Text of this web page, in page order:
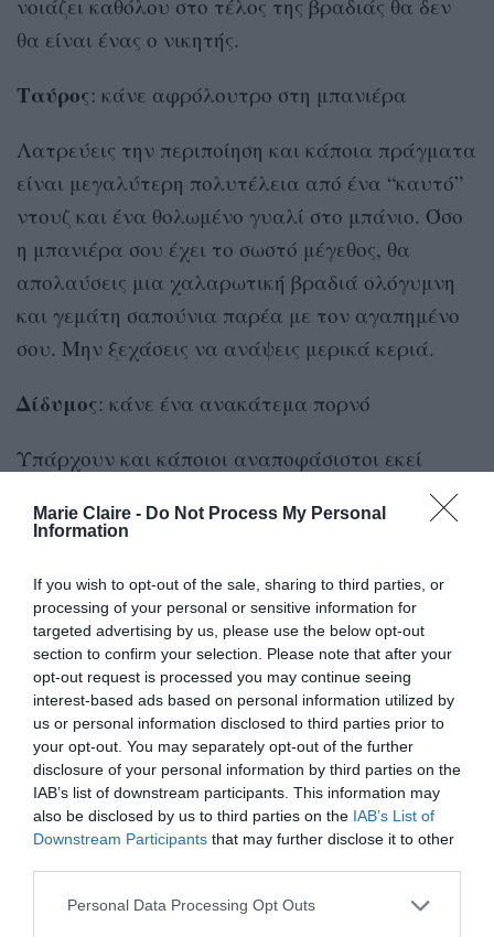
Marie Claire - Do Not Process My Personal
Information
If you wish to opt-out of the sale, sharing to third parties, or
processing of your personal or sensitive information for
targeted advertising by us, please use the below opt-out
section to confirm your selection. Please note that after your
opt-out request is processed you may continue seeing
interest-based ads based on personal information utilized by
us or personal information disclosed to third parties prior to
your opt-out. You may separately opt-out of the further
disclosure of your personal information by third parties on the
IAB’s list of downstream participants. This information may
also be disclosed by us to third parties on the IAB’s List of
Downstream Participants that may further disclose it to other
Personal Data Processing Opt Outs
νοιάζει καθόλου στο τέλος της βραδιάς θα δεν
θα είναι ένας ο νικητής.
Ταύρος: κάνε αφρόλουτρο στη μπανιέρα
Λατρεύεις την περιποίηση και κάποια πράγματα
είναι μεγαλύτερη πολυτέλεια από ένα “καυτό”
ντουζ και ένα θολωμένο γυαλί στο μπάνιο. Όσο
η μπανιέρα σου έχει το σωστό μέγεθος, θα
απολαύσεις μια χαλαρωτική βραδιά ολόγυμνη
και γεμάτη σαπούνια παρέα με τον αγαπημένο
σου. Μην ξεχάσεις να ανάψεις μερικά κεριά.
Δίδυμος: κάνε ένα ανακάτεμα πορνό
Υπάρχουν και κάποιοι αναποφάσιστοι εκεί
έξω… Το να σχεδιάσεις μια βραδιά ραντεβού
μπορεί να είναι λίγο δύσκολο για σενα. Μια
ένα τυχαίο site πορνογραφικού περιεχομένου. Η
φιλοπεριέργειά σου και το ανοιχτό μυαλό σου
θα σε κάνουν να ευχαριστηθείς την ποικιλία και
ειδικά εφόσον θα βρεις μια έμπνευση έχοντας
δίπλα σου τον αγαπημένο σου.
Καρκίνος: κάνε και δέξου μασάζ
Ως τρομερά διαισθητικό ζώδιο είσαι ειδική στο
να λαμβάνεις τα vibes, οπότε μια αισθησιακή
βραδιά με μασάζ θα ήταν το στοιχείο σου. Θα σε